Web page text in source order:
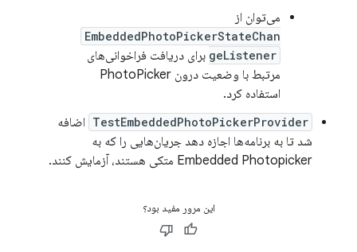
می‌توان از
EmbeddedPhotoPickerStateChan
geListener برای دریافت فراخوانی‌های
مرتبط با وضعیت درون PhotoPicker
استفاده کرد.
TestEmbeddedPhotoPickerProvider اضافه
شد تا به برنامه‌ها اجازه دهد جریان‌هایی را که به
Embedded Photopicker متکی هستند، آزمایش کنند.
این مرور مفید بود؟